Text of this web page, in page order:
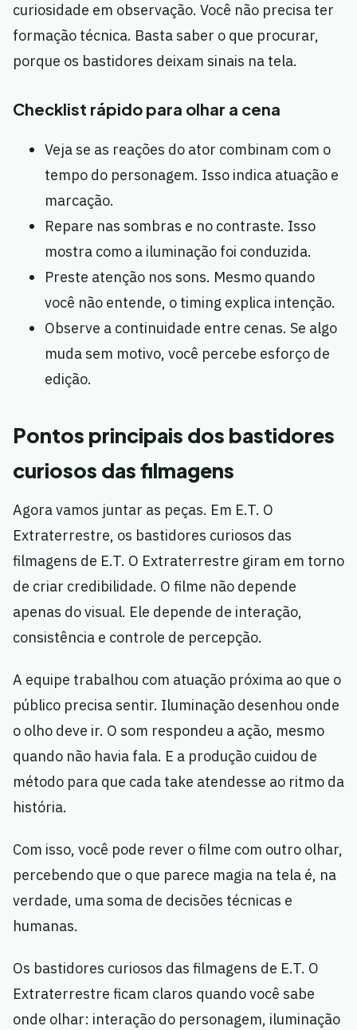
curiosidade em observação. Você não precisa ter
formação técnica. Basta saber o que procurar,
porque os bastidores deixam sinais na tela.
Checklist rápido para olhar a cena
Veja se as reações do ator combinam com o
tempo do personagem. Isso indica atuação e
marcação.
Repare nas sombras e no contraste. Isso
mostra como a iluminação foi conduzida.
Preste atenção nos sons. Mesmo quando
você não entende, o timing explica intenção.
Observe a continuidade entre cenas. Se algo
muda sem motivo, você percebe esforço de
edição.
Pontos principais dos bastidores
curiosos das filmagens
Agora vamos juntar as peças. Em E.T. O
Extraterrestre, os bastidores curiosos das
filmagens de E.T. O Extraterrestre giram em torno
de criar credibilidade. O filme não depende
apenas do visual. Ele depende de interação,
consistência e controle de percepção.
A equipe trabalhou com atuação próxima ao que o
público precisa sentir. Iluminação desenhou onde
o olho deve ir. O som respondeu a ação, mesmo
quando não havia fala. E a produção cuidou de
método para que cada take atendesse ao ritmo da
história.
Com isso, você pode rever o filme com outro olhar,
percebendo que o que parece magia na tela é, na
verdade, uma soma de decisões técnicas e
humanas.
Os bastidores curiosos das filmagens de E.T. O
Extraterrestre ficam claros quando você sabe
onde olhar: interação do personagem, iluminação